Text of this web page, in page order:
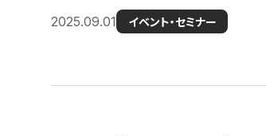
2025.09.01 イベント・セミナー